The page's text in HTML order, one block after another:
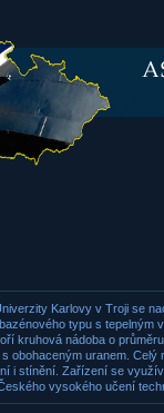
Karlovy v Troji se
typu s
kruhová nádoba o
obohaceným uranem. Celý
i stínění. Zařízení se
vysokého učení